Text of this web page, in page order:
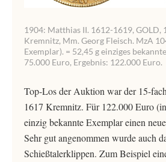
1904: Matthias II. 1612-1619, GOLD,
Kremnitz, Mm. Georg Fleisch. MzA
Exemplar). = 52,45 g einziges
75.000 Euro, Ergebnis: 122.000 Euro.
Top-Los der Auktion war der 15-
1617 Kremnitz. Für 122.000 Euro
einzig bekannte Exemplar einen
Sehr gut angenommen wurde auch
Schießtalerklippen. Zum Beispiel